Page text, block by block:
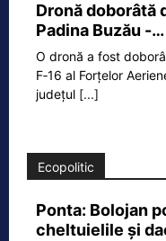
Dronă doborâtă
Padina Buzău -…
O dronă a fost
F‑16 al Forțelor
județul [...]
Ecopolitic
Ponta: Bolojan
cheltuielile şi